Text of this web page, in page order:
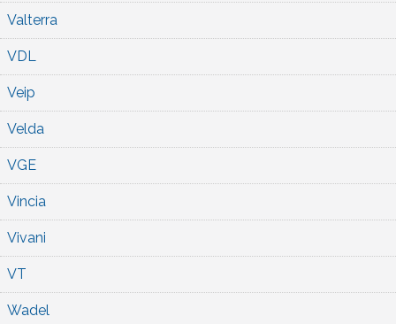
Valterra
VDL
Veip
Velda
VGE
Vincia
Vivani
VT
Wadel